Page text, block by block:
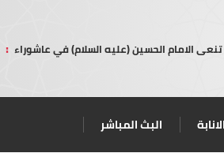
الامام الحسين (عليه السلام) في عاشوراء :
البث المباشر